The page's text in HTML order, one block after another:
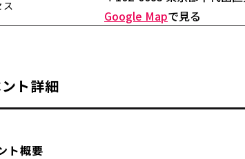
ス
Google Mapで見る
ト詳細
ト概要